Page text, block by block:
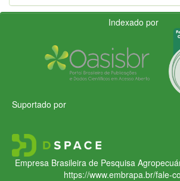
Indexado por
Suportado por
Empresa Brasileira de Pesquisa
https://www.embrapa.br/fale-